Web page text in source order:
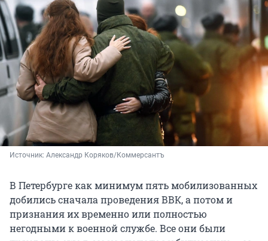
Источник: Александр Коряков/Коммерсантъ
В Петербурге как минимум пять мобилизованных
добились сначала проведения ВВК, а потом и
признания их временно или полностью
негодными к военной службе. Все они были